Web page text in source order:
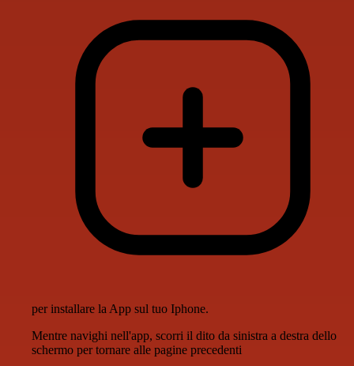
per installare la App sul tuo Iphone.
Mentre navighi nell'app, scorri il dito da sinistra a destra dello
schermo per tornare alle pagine precedenti